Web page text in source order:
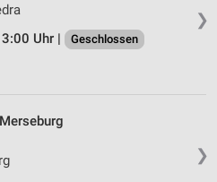
❯
Uhr |
Geschlossen
❯